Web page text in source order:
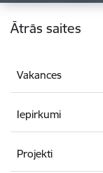
Kājene
Ātrās saites
Vakances
Iepirkumi
Projekti